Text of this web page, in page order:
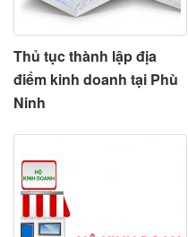
Thủ tục thành lập địa
điểm kinh doanh tại Phù
Ninh